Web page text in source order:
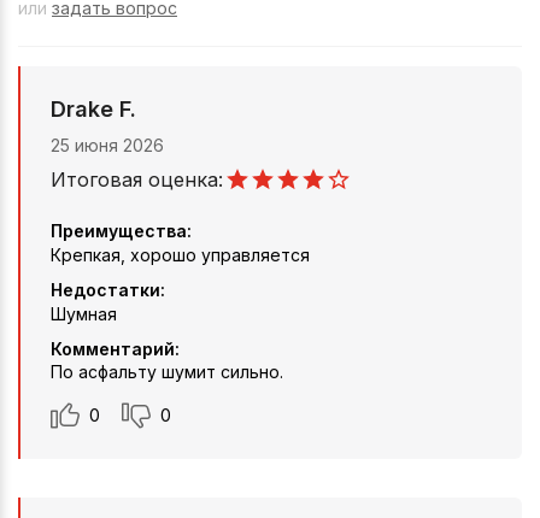
или задать вопрос
Drake F.
25 июня 2026
Итоговая оценка:
Преимущества:
Крепкая, хорошо управляется
Недостатки:
Шумная
Комментарий:
По асфальту шумит сильно.
0 0